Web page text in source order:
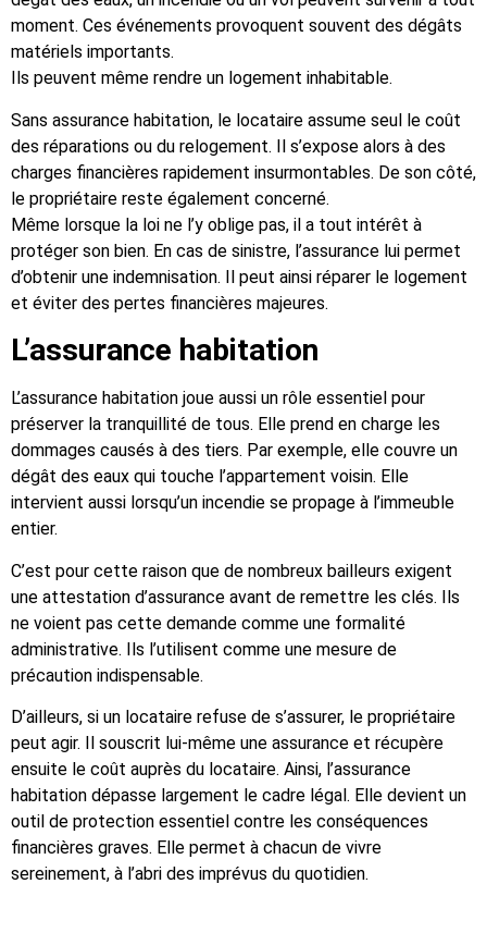
moment. Ces événements provoquent souvent des dégâts
matériels importants.
Ils peuvent même rendre un logement inhabitable.
Sans assurance habitation, le locataire assume seul le coût
des réparations ou du relogement. Il s’expose alors à des
charges financières rapidement insurmontables. De son côté,
le propriétaire reste également concerné.
Même lorsque la loi ne l’y oblige pas, il a tout intérêt à
protéger son bien. En cas de sinistre, l’assurance lui permet
d’obtenir une indemnisation. Il peut ainsi réparer le logement
et éviter des pertes financières majeures.
L’assurance habitation
L’assurance habitation joue aussi un rôle essentiel pour
préserver la tranquillité de tous. Elle prend en charge les
dommages causés à des tiers. Par exemple, elle couvre un
dégât des eaux qui touche l’appartement voisin. Elle
intervient aussi lorsqu’un incendie se propage à l’immeuble
entier.
C’est pour cette raison que de nombreux bailleurs exigent
une attestation d’assurance avant de remettre les clés. Ils
ne voient pas cette demande comme une formalité
administrative. Ils l’utilisent comme une mesure de
précaution indispensable.
D’ailleurs, si un locataire refuse de s’assurer, le propriétaire
peut agir. Il souscrit lui-même une assurance et récupère
ensuite le coût auprès du locataire. Ainsi, l’assurance
habitation dépasse largement le cadre légal. Elle devient un
outil de protection essentiel contre les conséquences
financières graves. Elle permet à chacun de vivre
sereinement, à l’abri des imprévus du quotidien.